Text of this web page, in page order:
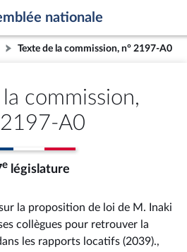
nationale
Texte de la commission, n° 2197-A0
commission,
A0
e législature
la proposition de loi de M. Inaki
collègues pour retrouver la
les rapports locatifs (2039).,